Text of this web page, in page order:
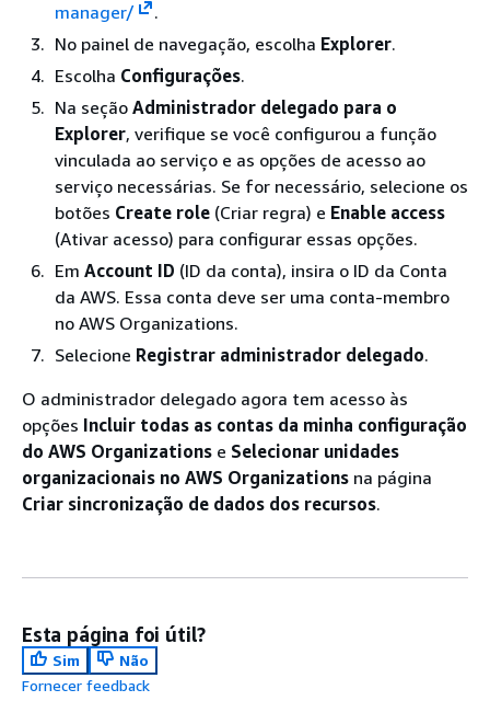
manager/
.
No painel de navegação, escolha Explorer.
Escolha Configurações.
Na seção Administrador delegado para o
Explorer, verifique se você configurou a função
vinculada ao serviço e as opções de acesso ao
serviço necessárias. Se for necessário, selecione os
botões Create role (Criar regra) e Enable access
(Ativar acesso) para configurar essas opções.
Em Account ID (ID da conta), insira o ID da Conta
da AWS. Essa conta deve ser uma conta-membro
no AWS Organizations.
Selecione Registrar administrador delegado.
O administrador delegado agora tem acesso às
opções Incluir todas as contas da minha configuração
do AWS Organizations e Selecionar unidades
organizacionais no AWS Organizations na página
Criar sincronização de dados dos recursos.
Esta página foi útil?
Sim
Não
Fornecer feedback